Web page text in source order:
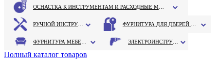
Полный каталог товаров